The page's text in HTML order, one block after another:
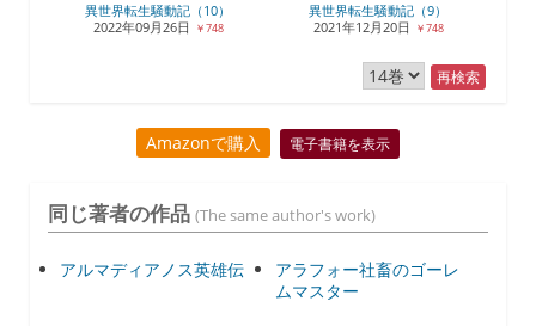
異世界転生騒動記（10）
2022年09月26日
￥748
異世界転生騒動記（9）
2021年12月20日
￥748
再検索
Amazonで購入 電子書籍を表示
同じ著者の作品 (The same author's work)
アルマディアノス英雄伝
アラフォー社畜のゴーレ
ムマスター